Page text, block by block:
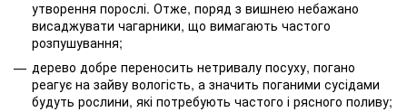
утворення порослі. Отже, поряд з вишнею небажано
висаджувати чагарники, що вимагають частого
розпушування;
дерево добре переносить нетривалу посуху, погано
реагує на зайву вологість, а значить поганими сусідами
будуть рослини, які потребують частого і рясного поливу;